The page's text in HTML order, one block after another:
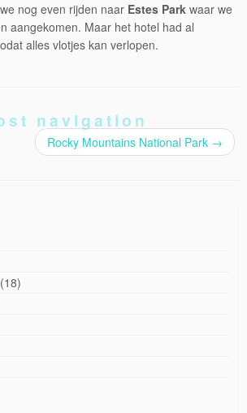
nog even rijden naar Estes Park waar we
aangekomen. Maar het hotel had al
alles vlotjes kan verlopen.
navigation
Rocky Mountains National Park →
(18)